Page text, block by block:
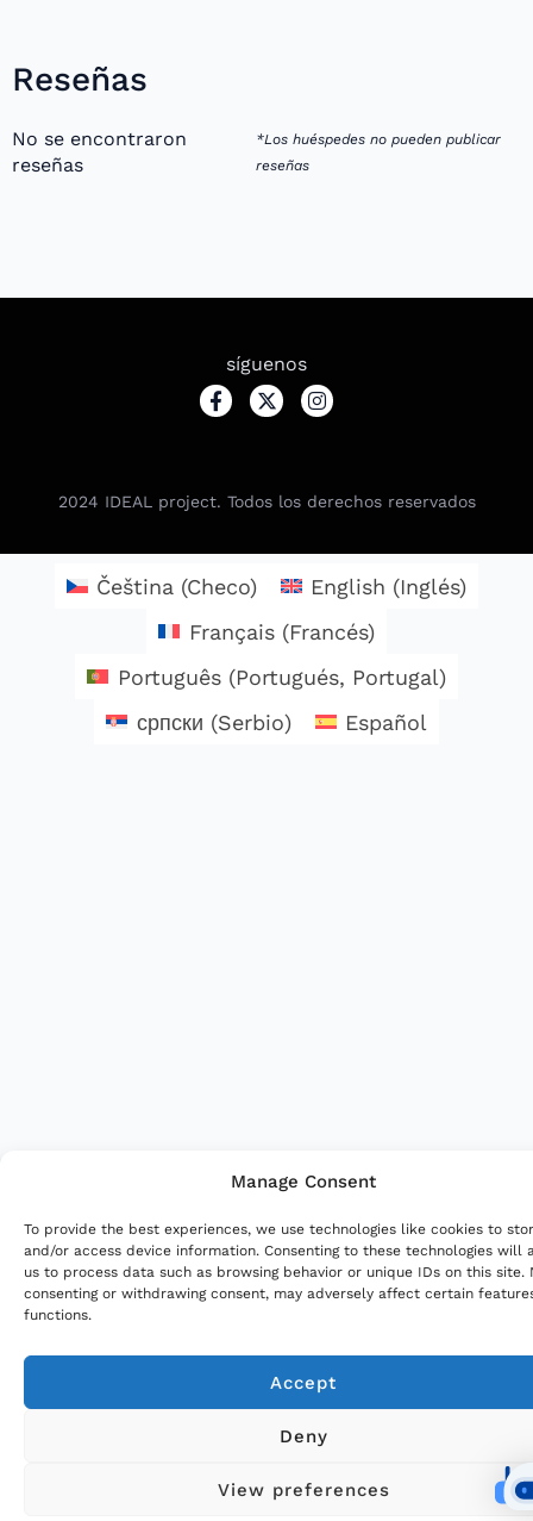
Manage Consent
To provide the best experiences, we use technologies like cookies to
and/or access device information. Consenting to these technologies will
us to process data such as browsing behavior or unique IDs on this site.
consenting or withdrawing consent, may adversely affect certain
functions.
Accept
Deny
View preferences
Reseñas
No se encontraron
reseñas
*Los huéspedes no pueden publicar
reseñas
síguenos
2024 IDEAL project. Todos los derechos reservados
Čeština (Checo) English (Inglés)
Français(Francés)
Português(Portugués, Portugal)
српски (Serbio) Español